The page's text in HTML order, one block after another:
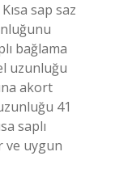
sap saz
bağlama
uzunluğu
akort
41
saplı
ve uygun